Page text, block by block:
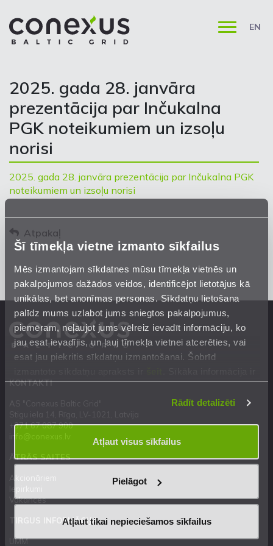
Šī tīmekļa vietne izmanto sīkfailus
Mēs izmantojam sīkdatnes mūsu tīmekļa vietnēs un
pakalpojumos dažādos veidos, identificējot lietotājus kā
unikālas, bet anonīmas personas. Sīkdatņu lietošana
palīdz mums uzlabot jums sniegtos pakalpojumus,
piemēram, neļaujot jums vēlreiz ievadīt informāciju, ko
jau esat ievadījis, un ļauj tīmekļa vietnei atcerēties, vai
esat jau piekritis sīkdatņu izmantošanai. Šobrīd
mūsuPrivātuma atrunā.
Rādīt detalizēti
Atļaut visus sīkfailus
Pielāgot
Atļaut tikai nepieciešamos sīkfailus
EN
2025. gada 28. janvāra
prezentācija par Inčukalna
PGK noteikumiem un izsoļu
norisi
2025. gada 28. janvāra prezentācija par Inčukalna PGK
noteikumiem un izsoļu norisi
Atpakaļ
KONTAKTI
+371 67 087 900
ĀTRĀS SAITES
Vakances
TIRGUS INFORMĀCIJA
UMM